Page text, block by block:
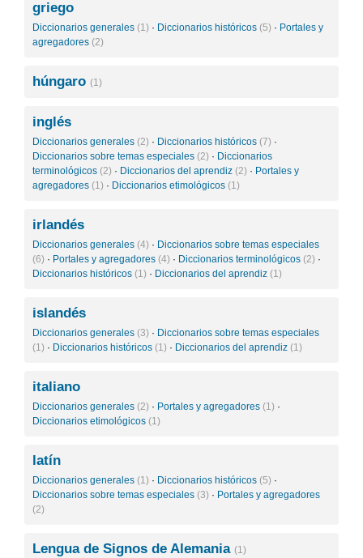
griego
Diccionarios generales (1) · Diccionarios históricos (5) · Portales y
agregadores (2)
húngaro (1)
inglés
Diccionarios generales (2) · Diccionarios históricos (7) ·
Diccionarios sobre temas especiales (2) · Diccionarios
terminológicos (2) · Diccionarios del aprendiz (2) · Portales y
agregadores (1) · Diccionarios etimológicos (1)
irlandés
Diccionarios generales (4) · Diccionarios sobre temas especiales
(6) · Portales y agregadores (4) · Diccionarios terminológicos (2) ·
Diccionarios históricos (1) · Diccionarios del aprendiz (1)
islandés
Diccionarios generales (3) · Diccionarios sobre temas especiales
(1) · Diccionarios históricos (1) · Diccionarios del aprendiz (1)
italiano
Diccionarios generales (2) · Portales y agregadores (1) ·
Diccionarios etimológicos (1)
latín
Diccionarios generales (1) · Diccionarios históricos (5) ·
Diccionarios sobre temas especiales (3) · Portales y agregadores
(2)
Lengua de Signos de Alemania (1)